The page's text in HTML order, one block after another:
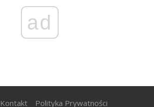
ad
Kontakt Polityka Prywatności